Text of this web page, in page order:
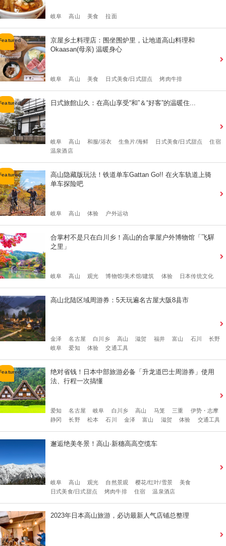
岐阜 高山 美食 拉面
京屋乡土料理店：围坐围炉里，让地道高山料理和
Okaasan(母亲) 温暖身心
岐阜 高山 美食 日式美食/日式甜点 烤肉牛排
日式旅館山久：在高山享受“和”＆“好客”的温暖住...
岐阜 高山 和服/浴衣 生鱼片/海鲜 日式美食/日式甜点
住宿
温泉酒店
高山隐藏版玩法！铁道单车Gattan Go!! 在火车轨道上骑
单车探险吧
岐阜 高山 体验 户外运动
合掌村不是只在白川乡！高山的合掌屋户外博物馆「飞驒
之里」
岐阜 高山 观光 博物馆/美术馆/建筑 体验 日本传统文化
高山北陆区域周游券：5天玩遍名古屋大阪8县市
金泽 名古屋 白川乡 高山 滋贺 福井 富山 石川
长野
岐阜
爱知 体验 交通工具
绝对省钱！日本中部旅游必备「升龙道巴士周游券」使用
法、行程一次搞懂
爱知 名古屋 岐阜 白川乡 高山 马笼 三重
伊势・志摩
静冈
长野 松本 石川 金泽 富山 滋贺 体验 交通工具
邂逅绝美冬景！高山·新穗高高空缆车
岐阜 高山 观光 自然景观 樱花/红叶/雪景
美食
日式美食/日式甜点
烤肉牛排 住宿 温泉酒店
2023年日本高山旅游，必访最新人气店铺总整理